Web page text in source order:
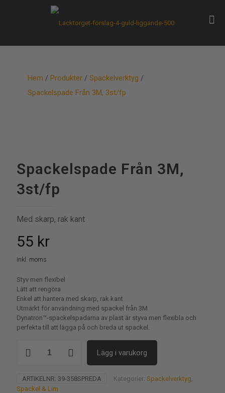
Hem / Produkter / Spackelverktyg /
Spackelspade Från 3M, 3st/fp
Spackelspade Från 3M,
3st/fp
Med skarp, rak kant
55 kr
inkl. moms
Styv men flexibel
Lätt att rengöra
Enkel att hantera med skarp, rak kant
Utmärkt för användning med spackel från 3M
Dynatron™-spackelspadarna av plast är styva men flexibla och
perfekta till att lägga på och breda ut spackel.
mängd
Lägg i varukorg
ARTIKELNR: 39-358SPREDA Kategorier: Spackelverktyg,
Spackel & Lim